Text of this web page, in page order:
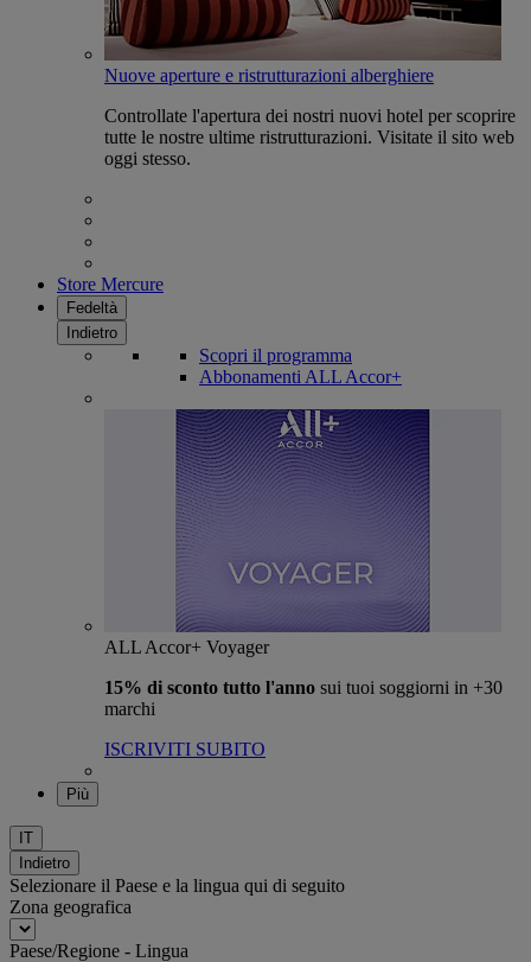
Nuove aperture e ristrutturazioni alberghiere
Controllate l'apertura dei nostri nuovi hotel per scoprire
tutte le nostre ultime ristrutturazioni. Visitate il sito web
oggi stesso.
Store Mercure
Fedeltà
Indietro
Scopri il programma
Abbonamenti ALL Accor+
ALL Accor+ Voyager
15% di sconto tutto l'anno sui tuoi soggiorni in +30
marchi
ISCRIVITI SUBITO
Più
IT
Indietro
Selezionare il Paese e la lingua qui di seguito
Zona geografica
Paese/Regione - Lingua